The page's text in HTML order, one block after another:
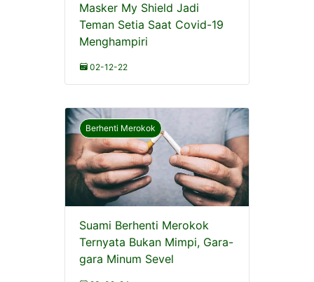
Masker My Shield Jadi
Teman Setia Saat Covid-19
Menghampiri
02-12-22
Berhenti Merokok
Suami Berhenti Merokok
Ternyata Bukan Mimpi, Gara-
gara Minum Sevel